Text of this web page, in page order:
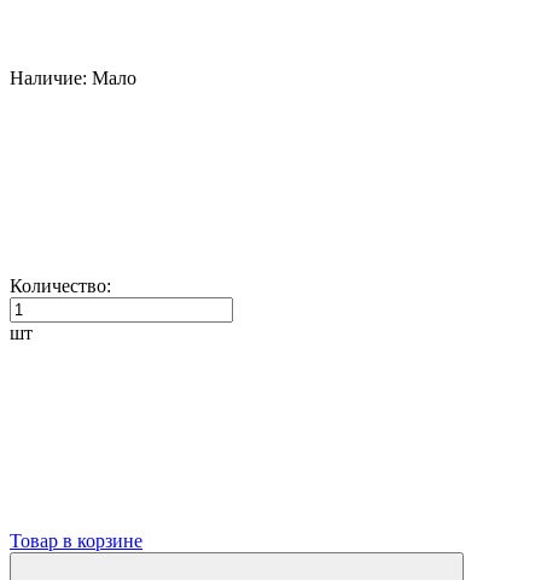
Наличие: Мало
Количество:
шт
Товар в корзине